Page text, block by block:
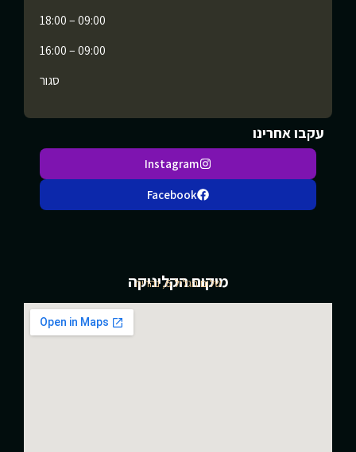
09:00 – 18:00
09:00 – 16:00
סגור
עקבו אחרינו
Instagram
Facebook
מיקום הקליניקה
שלום הגליל 6, נהריה